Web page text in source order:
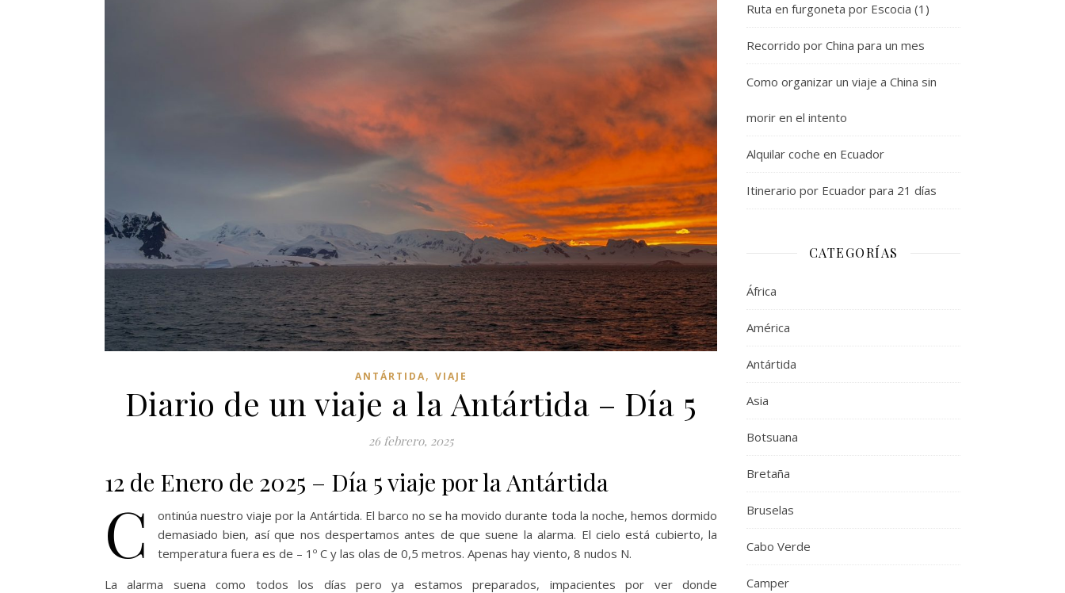
ANTÁRTIDA, VIAJE
Diario de un viaje a la Antártida – Día 5
26 febrero, 2025
12 de Enero de 2025 – Día 5 viaje por la Antártida
C
ontinúa nuestro viaje por la Antártida. El barco no se ha movido durante toda la noche, hemos dormido
demasiado bien, así que nos despertamos antes de que suene la alarma. El cielo está cubierto, la
temperatura fuera es de – 1º C y las olas de 0,5 metros. Apenas hay viento, 8 nudos N.
La alarma suena como todos los días pero ya estamos preparados, impacientes por ver donde
Ruta en furgoneta por Escocia (1)
Recorrido por China para un mes
Como organizar un viaje a China sin
morir en el intento
Alquilar coche en Ecuador
Itinerario por Ecuador para 21 días
CATEGORÍAS
África
América
Antártida
Asia
Botsuana
Bretaña
Bruselas
Cabo Verde
Camper